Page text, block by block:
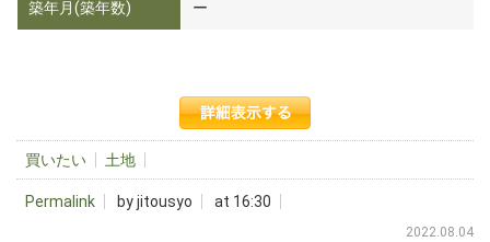
築年月(築年数) ー
買いたい 土地
Permalink by jitousyo at 16:30
2022.08.04